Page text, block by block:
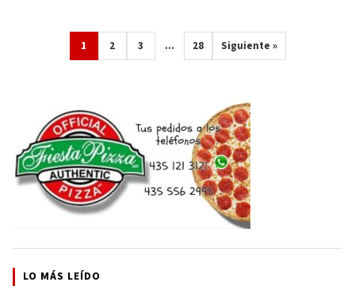
1 2 3 … 28 Siguiente »
LO MÁS LEÍDO